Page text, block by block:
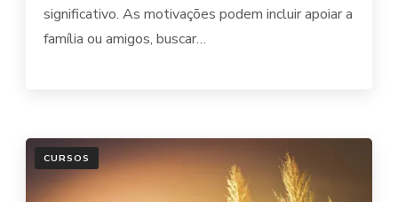
significativo. As motivações podem incluir apoiar a
família ou amigos, buscar…
CURSOS